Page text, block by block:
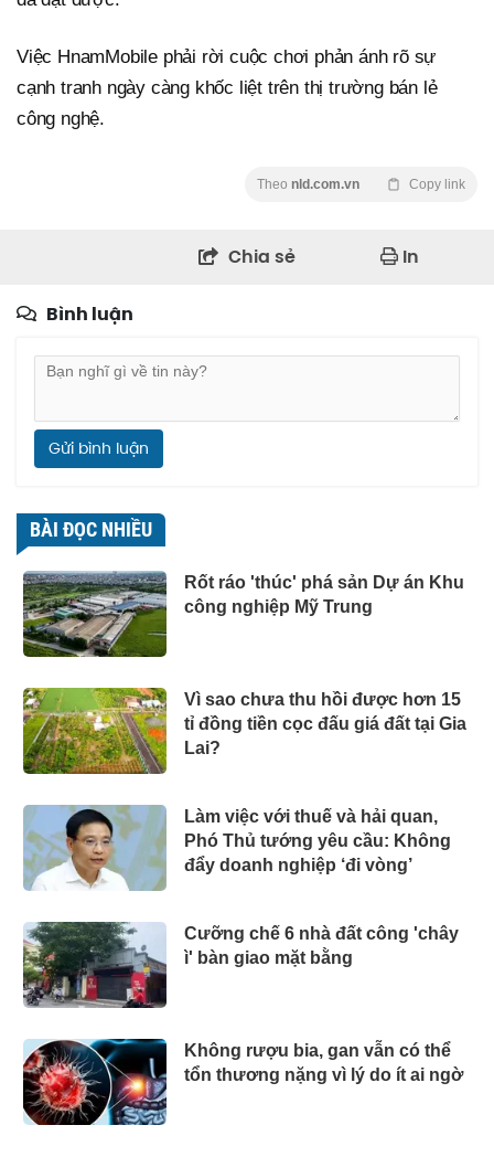
Việc HnamMobile phải rời cuộc chơi phản ánh rõ sự
cạnh tranh ngày càng khốc liệt trên thị trường bán lẻ
công nghệ.
Theo nld.com.vn Copy link
Chia sẻ In
Bình luận
Gửi bình luận
BÀI ĐỌC NHIỀU
Rốt ráo 'thúc' phá sản Dự án Khu
công nghiệp Mỹ Trung
Vì sao chưa thu hồi được hơn 15
tỉ đồng tiền cọc đấu giá đất tại Gia
Lai?
Làm việc với thuế và hải quan,
Phó Thủ tướng yêu cầu: Không
đẩy doanh nghiệp ‘đi vòng’
Cưỡng chế 6 nhà đất công 'chây
ì' bàn giao mặt bằng
Không rượu bia, gan vẫn có thể
tổn thương nặng vì lý do ít ai ngờ